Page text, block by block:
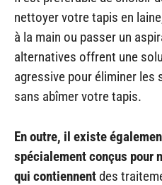
nettoyer votre tapis en
à la main ou passer un
alternatives offrent une
agressive pour éliminer les
sans abîmer votre tapis.
En outre, il existe
spécialement conçus pour
qui contiennentdes